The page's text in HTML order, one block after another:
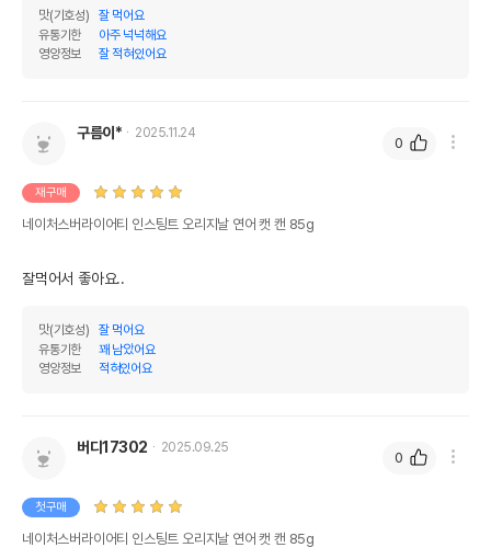
맛(기호성)
잘 먹어요
유통기한
아주 넉넉해요
영양정보
잘 적혀있어요
구름이* 2025.11.24
재구매
네이처스버라이어티 인스팅트 오리지날 연어 캣 캔 85g
잘먹어서 좋아요..
맛(기호성)
잘 먹어요
유통기한
꽤 남았어요
영양정보
적혀있어요
0
버디17302 2025.09.25
첫구매
네이처스버라이어티 인스팅트 오리지날 연어 캣 캔 85g
0